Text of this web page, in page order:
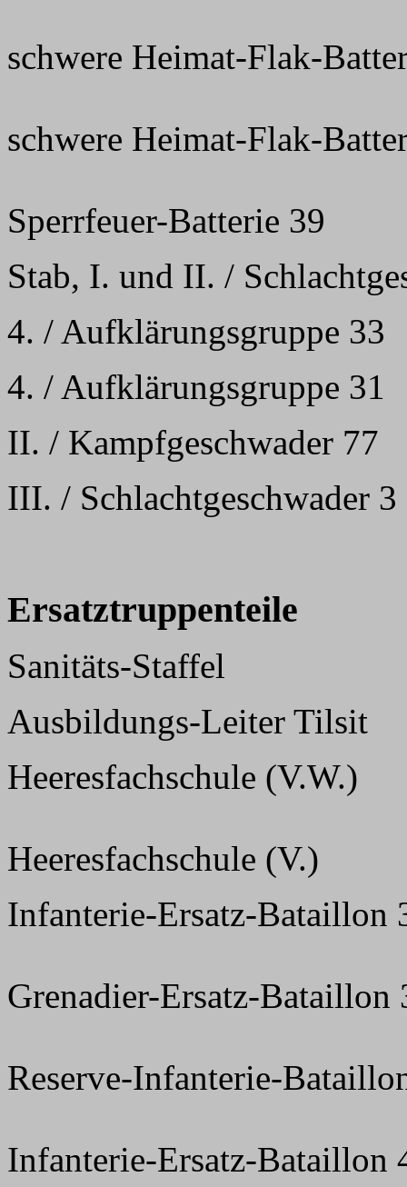
schwere Heimat-Flak-
schwere Heimat-Flak-
Sperrfeuer-Batterie 39
Stab, I. und II. /
4. / Aufklärungsgruppe 33
4. / Aufklärungsgruppe 31
II. / Kampfgeschwader 77
III. / Schlachtgeschwader 3
Ersatztruppenteile
Sanitäts-Staffel
Ausbildungs-Leiter Tilsit
Heeresfachschule (V.W.)
Heeresfachschule (V.)
Infanterie-Ersatz-Bataillon
Grenadier-Ersatz-Bataillon
Reserve-Infanterie-
Infanterie-Ersatz-Bataillon